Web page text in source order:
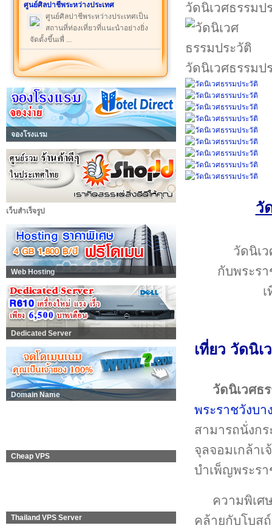
ศูนย์ศิลปาชีพระหว่างประเทศ
ศูนย์ศิลปาชีพระหว่างประเทศเป็น
สถานที่ท่องเที่ยวที่แนะนำอย่างยิ่ง
จัดตั้งขึ้นเพื่ ...
จองโรงแรม
เว็บสำเร็จรูป
Web Hosting
Dedicated Server
Domain Name
Cheap VPS
Thailand VPS Server
วัดนิเวศธรรมป
วัดนิเวศธรรมป
วั
วัดนิเ
กับพระร
เที่ยว วัดนิ
วัดนิเวศธ
พระราชวังบา
สามารถนั่งก
จุลจอมเกล้าเ
บำเพ็ญพระร
ความพิเศ
คล้ายกับโบส